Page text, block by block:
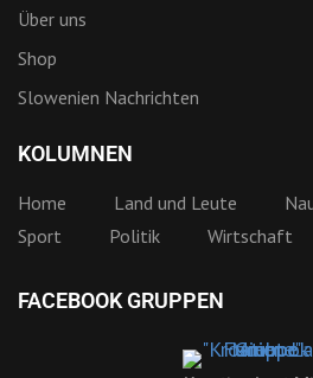
Über uns
Shop
Slowenien Nachrichten
KOLUMNEN
Home Land und Leute
Sport
Politik Wirtschaft
FACEBOOK GRUPPEN